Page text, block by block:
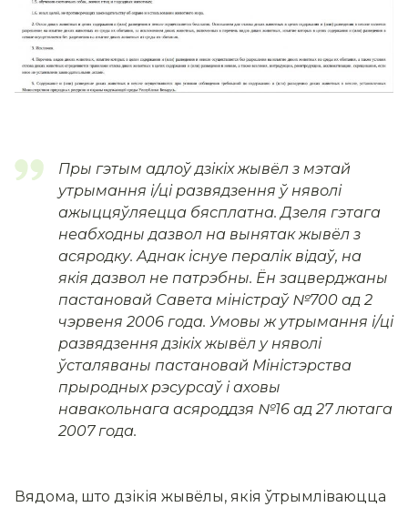
Пры гэтым адлоў дзікіх жывёл з мэтай
утрымання і/ці развядзення ў няволі
ажыццяўляецца бясплатна. Дзеля гэтага
неабходны дазвол на вынятак жывёл з
асяродку. Аднак існуе пералік відаў, на
якія дазвол не патрэбны. Ён зацверджаны
пастановай Савета міністраў №700 ад 2
чэрвеня 2006 года. Умовы ж утрымання і/ці
развядзення дзікіх жывёл у няволі
ўсталяваны пастановай Міністэрства
прыродных рэсурсаў і аховы
навакольнага асяроддзя №16 ад 27 лютага
2007 года.
Вядома, што дзікія жывёлы, якія ўтрымліваюцца